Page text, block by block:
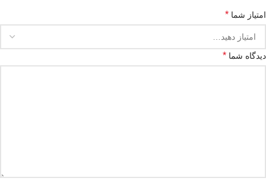
امتیاز شما *
دیدگاه شما *